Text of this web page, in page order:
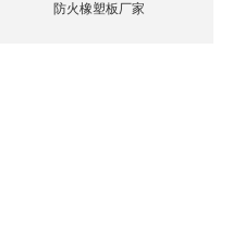
防火橡塑板厂家